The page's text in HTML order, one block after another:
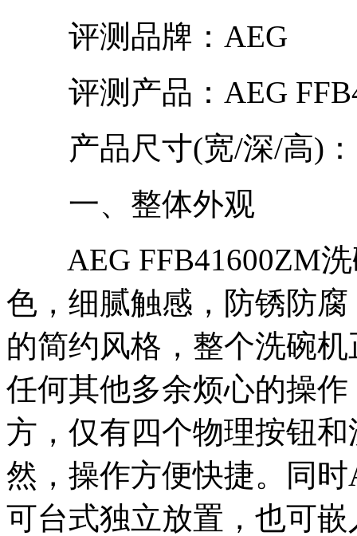
评测品牌：AEG
评测产品：AEG
产品尺寸(宽/深/高)：
一、整体外观
AEG FFB41600ZM洗
色，细腻触感，防锈防
的简约风格，整个洗碗
任何其他多余烦心的操
方，仅有四个物理按钮
然，操作方便快捷。同
可台式独立放置，也可